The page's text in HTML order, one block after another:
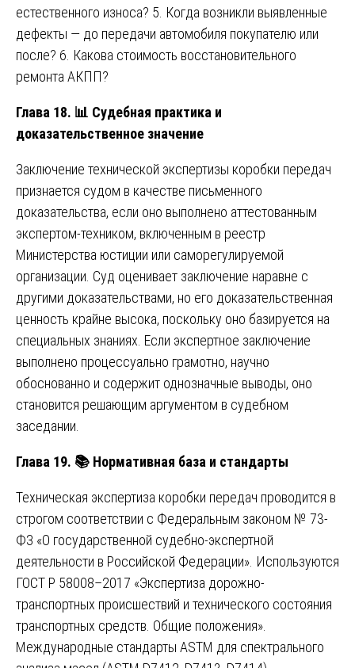
естественного износа? 5. Когда возникли выявленные
дефекты — до передачи автомобиля покупателю или
после? 6. Какова стоимость восстановительного
ремонта АКПП?
Глава 18. 📊 Судебная практика и
доказательственное значение
Заключение технической экспертизы коробки передач
признается судом в качестве письменного
доказательства, если оно выполнено аттестованным
экспертом-техником, включенным в реестр
Министерства юстиции или саморегулируемой
организации. Суд оценивает заключение наравне с
другими доказательствами, но его доказательственная
ценность крайне высока, поскольку оно базируется на
специальных знаниях. Если экспертное заключение
выполнено процессуально грамотно, научно
обоснованно и содержит однозначные выводы, оно
становится решающим аргументом в судебном
заседании.
Глава 19. 📚 Нормативная база и стандарты
Техническая экспертиза коробки передач проводится в
строгом соответствии с Федеральным законом № 73-
ФЗ «О государственной судебно-экспертной
деятельности в Российской Федерации». Используются
ГОСТ Р 58008–2017 «Экспертиза дорожно-
транспортных происшествий и технического состояния
транспортных средств. Общие положения».
Международные стандарты ASTM для спектрального